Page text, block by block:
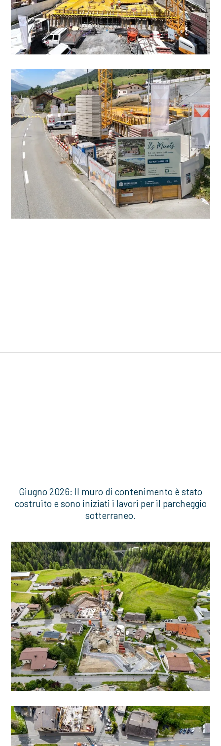
Giugno 2026: Il muro di contenimento è stato
costruito e sono iniziati i lavori per il parcheggio
sotterraneo.